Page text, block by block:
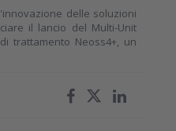
delle soluzioni
il lancio del Multi-Unit
trattamento Neoss4+, un